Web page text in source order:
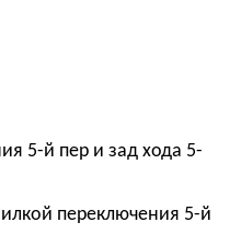
5-й пер и зад хода 5-
переключения 5-й